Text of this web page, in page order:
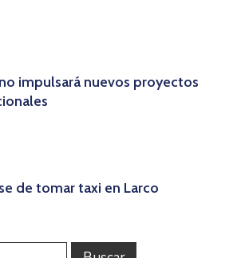
impulsará nuevos proyectos
de tomar taxi en Larco